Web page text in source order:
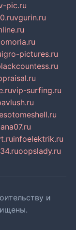
pic.ru
vgurin.ru
igro-pictures.ru
vip-surfing.ru
infoelektrik.ru
oopslady.ru
и